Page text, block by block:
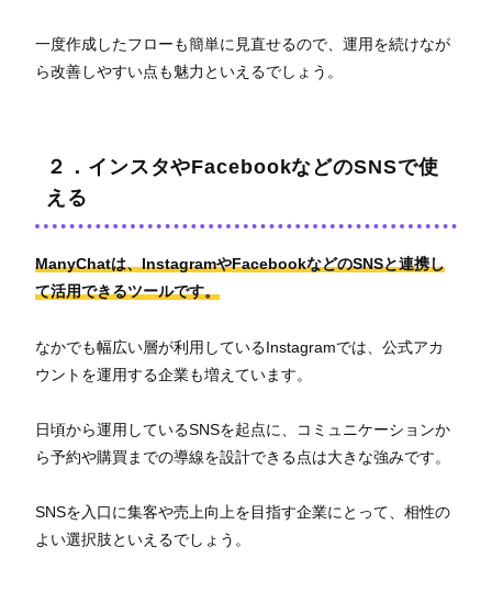
一度作成したフローも簡単に見直せるので、運用を続けなが
ら改善しやすい点も魅力といえるでしょう。
２．インスタやFacebookなどのSNSで使
える
ManyChatは、InstagramやFacebookなどのSNSと連携し
て活用できるツールです。
なかでも幅広い層が利用しているInstagramでは、公式アカ
ウントを運用する企業も増えています。
日頃から運用しているSNSを起点に、コミュニケーションか
ら予約や購買までの導線を設計できる点は大きな強みです。
SNSを入口に集客や売上向上を目指す企業にとって、相性の
よい選択肢といえるでしょう。